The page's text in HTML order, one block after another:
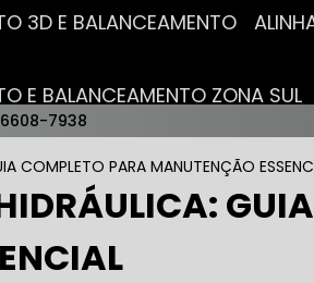
3D E BALANCEAMENTO
E BALANCEAMENTO ZONA SUL
MAIS PRÓXIMO AUTO
7938
COMPLETO PARA MANUTENÇÃO